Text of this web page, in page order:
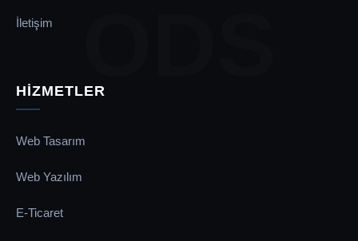
İletişim
HİZMETLER
Web Tasarım
Web Yazılım
E-Ticaret